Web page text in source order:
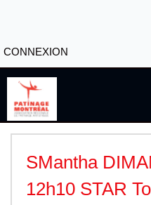
CONNEXION
SMantha
12h10 STAR